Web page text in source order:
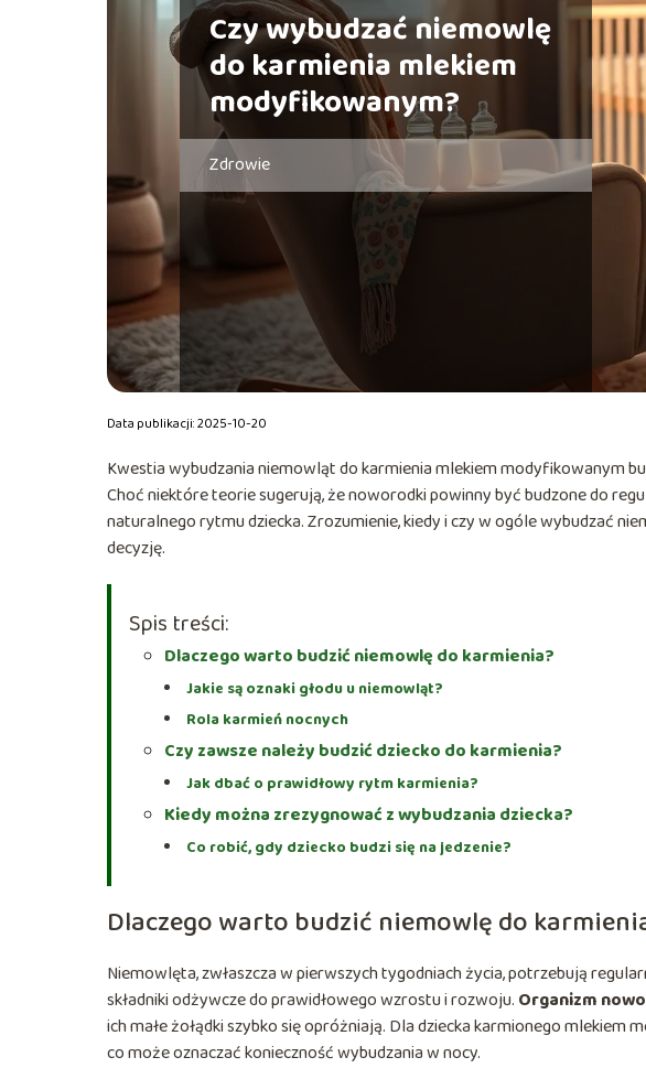
Czy wybudzać niemowlę
do karmienia mlekiem
modyfikowanym?
Zdrowie
Data publikacji: 2025-10-20
Kwestia wybudzania niemowląt do karmienia mlekiem modyfikowanym
Choć niektóre teorie sugerują, że noworodki powinny być budzone do
naturalnego rytmu dziecka. Zrozumienie, kiedy i czy w ogóle wybudzać
decyzję.
Spis treści:
Dlaczego warto budzić niemowlę do karmienia?
Jakie są oznaki głodu u niemowląt?
Rola karmień nocnych
Czy zawsze należy budzić dziecko do karmienia?
Jak dbać o prawidłowy rytm karmienia?
Kiedy można zrezygnować z wybudzania dziecka?
Co robić, gdy dziecko budzi się na jedzenie?
Dlaczego warto budzić niemowlę do
Niemowlęta, zwłaszcza w pierwszych tygodniach życia, potrzebują
składniki odżywcze do prawidłowego wzrostu i rozwoju. Organizm
ich małe żołądki szybko się opróżniają. Dla dziecka karmionego mlekiem
co może oznaczać konieczność wybudzania w nocy.